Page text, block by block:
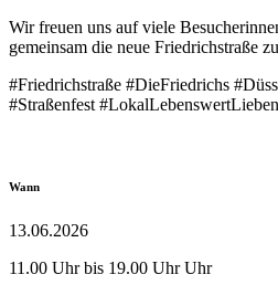
Wir freuen uns auf viele
gemeinsam die neue Friedrichstraße
#Friedrichstraße #DieFriedrichs
#Straßenfest
Wann
13.06.2026
11.00 Uhr bis 19.00 Uhr Uhr